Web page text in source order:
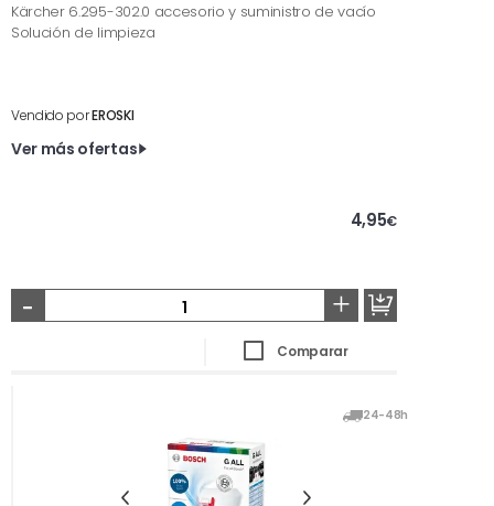
Kärcher 6.295-302.0 accesorio y suministro de vacío
Solución de limpieza
Vendido porEROSKI
Ver más ofertas
4,95€
- +
Comparar
24-48h